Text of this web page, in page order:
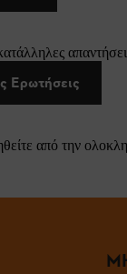
Ερωτήσεις
από την